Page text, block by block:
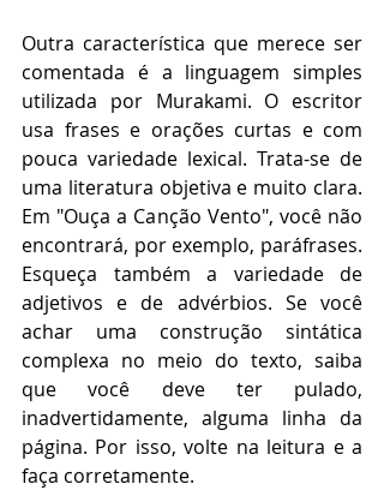
Outra característica que merece ser
comentada é a linguagem simples
utilizada por Murakami. O escritor
usa frases e orações curtas e com
pouca variedade lexical. Trata-se de
uma literatura objetiva e muito clara.
Em "Ouça a Canção Vento", você não
encontrará, por exemplo, paráfrases.
Esqueça também a variedade de
adjetivos e de advérbios. Se você
achar uma construção sintática
complexa no meio do texto, saiba
que você deve ter pulado,
inadvertidamente, alguma linha da
página. Por isso, volte na leitura e a
faça corretamente.